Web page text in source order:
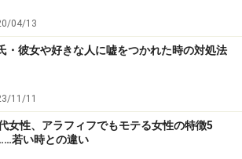
かもしれません。そのような視点で捉
疎遠になろうと不義理をしようと、あ
てるする必要はないような気がしま
「捨てる」という発想は、捨てられる
実に寂しいこと。ましてやSNSで宣言
04/13
・彼女や好きな人に嘘をつかれた時の対処法
11/11
女性、アラフィフでもモテる女性の特徴5
若い時との違い